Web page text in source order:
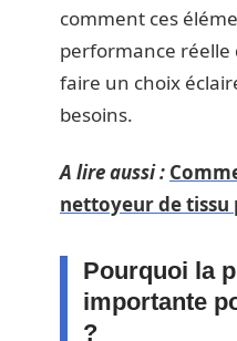
comment ces
performance réelle
faire un choix
besoins.
A lire aussi :
nettoyeur de tissu
Pourquoi la
importante
?